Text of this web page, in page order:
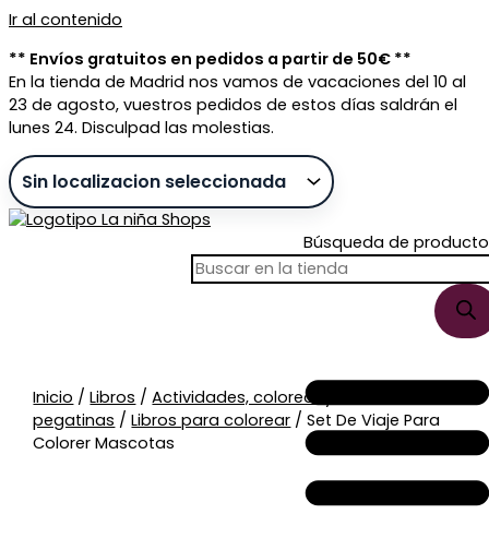
Ir al contenido
** Envíos gratuitos en pedidos a partir de 50€ **
En la tienda de Madrid nos vamos de vacaciones del 10 al
23 de agosto, vuestros pedidos de estos días saldrán el
lunes 24. Disculpad las molestias.
Búsqueda de
Inicio /Libros /Actividades, colorear y
pegatinas /Libros para colorear / Set De Viaje Para
Colorer Mascotas